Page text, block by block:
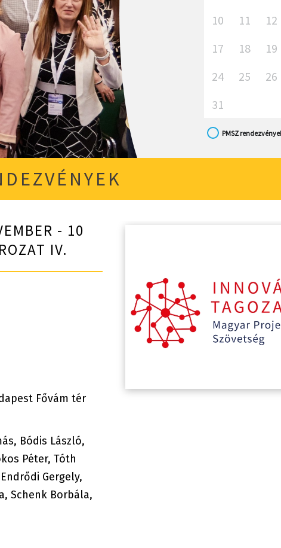
10 11 12
17
18 19
24
25 26
31
PMSZ
- 10
IV.
Fővám tér
Bódis László,
Péter, Tóth
Gergely,
Schenk Borbála,